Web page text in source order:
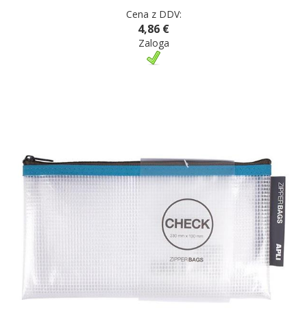
Cena z DDV:
4,86 €
Zaloga